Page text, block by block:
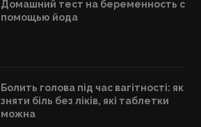
Домашний тест на беременность с
помощью йода
Болить голова під час вагітності: як
зняти біль без ліків, які таблетки
можна